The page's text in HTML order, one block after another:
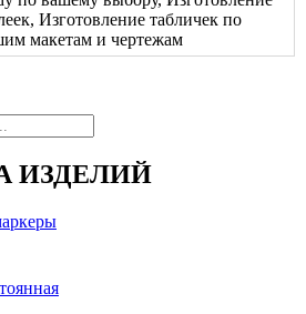
Изготовление табличек по
макетам и чертежам
ИЗДЕЛИЙ